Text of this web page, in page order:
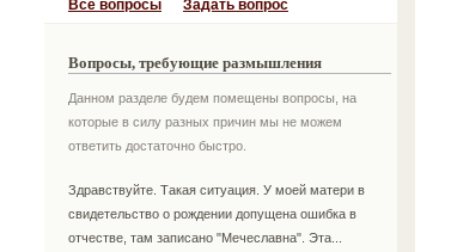
Все вопросы Задать вопрос
Вопросы, требующие размышления
Данном разделе будем помещены вопросы, на
которые в силу разных причин мы не можем
ответить достаточно быстро.
Здравствуйте. Такая ситуация. У моей матери в
свидетельство о рождении допущена ошибка в
отчестве, там записано "Мечеславна". Эта...